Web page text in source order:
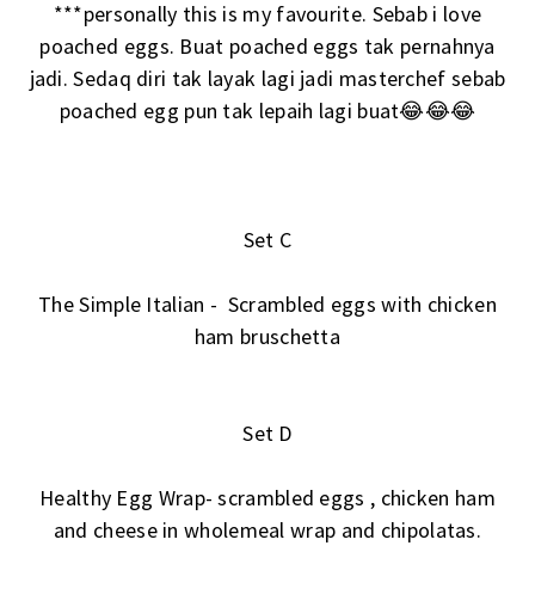
***personally this is my favourite. Sebab i love
poached eggs. Buat poached eggs tak pernahnya
jadi. Sedaq diri tak layak lagi jadi masterchef sebab
poached egg pun tak lepaih lagi buat😂😂😂
Set C
The Simple Italian - Scrambled eggs with chicken
ham bruschetta
Set D
Healthy Egg Wrap- scrambled eggs , chicken ham
and cheese in wholemeal wrap and chipolatas.